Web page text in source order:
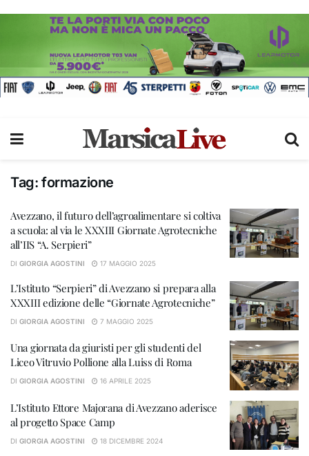
Tag: formazione
Avezzano, il futuro dell’agroalimentare si coltiva
a scuola: al via le XXXIII Giornate Agrotecniche
all’IIS “A. Serpieri”
DI GIORGIA AGOSTINI 17 MAGGIO 2025
L’Istituto “Serpieri” di Avezzano si prepara alla
XXXIII edizione delle “Giornate Agrotecniche”
DI GIORGIA AGOSTINI 7 MAGGIO 2025
Una giornata da giuristi per gli studenti del
Liceo Vitruvio Pollione alla Luiss di Roma
DI GIORGIA AGOSTINI 16 APRILE 2025
L’Istituto Ettore Majorana di Avezzano aderisce
al progetto Space Camp
DI GIORGIA AGOSTINI 18 DICEMBRE 2024